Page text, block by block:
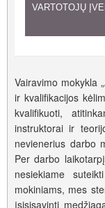
VARTOTOJŲ
Vairavimo mokykla
ir kvalifikacijos
kvalifikuoti,
instruktorai ir
nevienerius darbo
Per darbo
nesiekiame
mokiniams, mes
įsisisavinti